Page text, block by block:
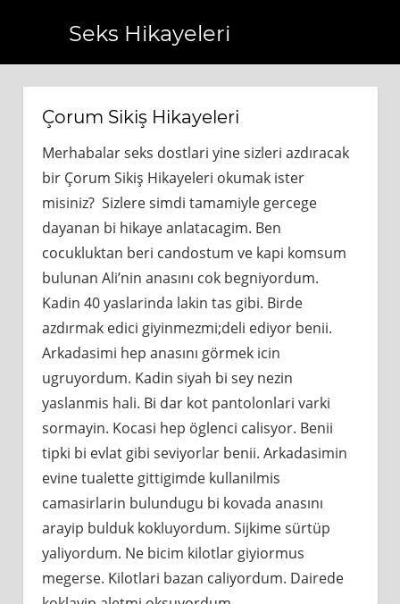
Seks Hikayeleri
Çorum Sikiş Hikayeleri
Merhabalar seks dostlari yine sizleri azdıracak
bir Çorum Sikiş Hikayeleri okumak ister
misiniz? Sizlere simdi tamamiyle gercege
dayanan bi hikaye anlatacagim. Ben
cocukluktan beri candostum ve kapi komsum
bulunan Ali’nin anasını cok begniyordum.
Kadin 40 yaslarinda lakin tas gibi. Birde
azdırmak edici giyinmezmi;deli ediyor benii.
Arkadasimi hep anasını görmek icin
ugruyordum. Kadin siyah bi sey nezin
yaslanmis hali. Bi dar kot pantolonlari varki
sormayin. Kocasi hep öglenci calisyor. Benii
tipki bi evlat gibi seviyorlar benii. Arkadasimin
evine tualette gittigimde kullanilmis
camasirlarin bulundugu bi kovada anasını
arayip bulduk kokluyordum. Sijkime sürtüp
yaliyordum. Ne bicim kilotlar giyiormus
megerse. Kilotlari bazan caliyordum. Dairede